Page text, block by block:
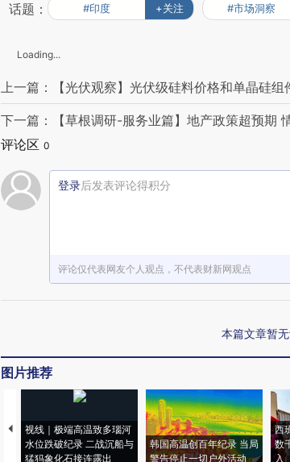
话题： #印度 +关注 #市场洞察
Loading...
上一篇：【光伏观察】光伏级硅料价格和单晶硅组
下一篇：【草根调研-服务业篇】地产政策超预期
评论区 0
登录后发表评论得积分
评论仅代表网友个人观点，不代表财新网观点
本篇文章暂
图片推荐
视线｜极端高温致多瑙河
水位跌破纪录 二战沉船与
猛犸象化石接连露出
韩国高温创百年纪录 当局
警告停止一切户外活动
西
数
入